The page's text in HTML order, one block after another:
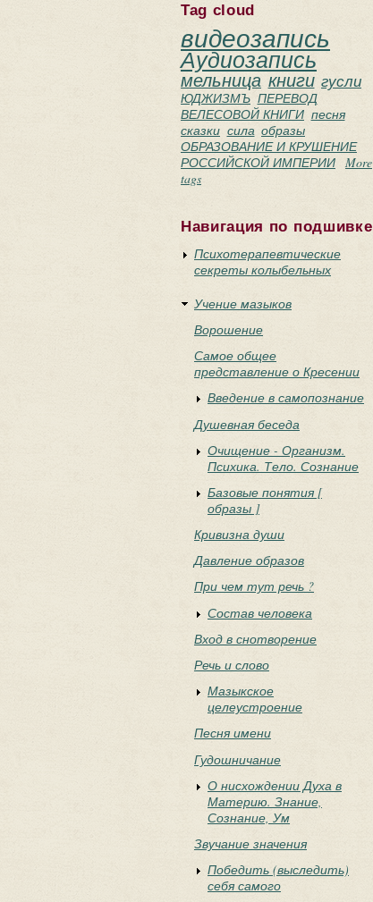
Tag cloud
видеозапись
Аудиозапись
мельница книги гусли
ЮДЖИЗМЪ ПЕРЕВОД
ВЕЛЕСОВОЙ КНИГИ песня
сказки сила образы
ОБРАЗОВАНИЕ И КРУШЕНИЕ
РОССИЙСКОЙ ИМПЕРИИ More
tags
Навигация по подшивке
Психотерапевтические
секреты колыбельных
Учение мазыков
Ворошение
Самое общее
представление о Кресении
Введение в самопознание
Душевная беседа
Очищение - Организм.
Психика. Тело. Сознание
Базовые понятия [
образы ]
Кривизна души
Давление образов
При чем тут речь ?
Состав человека
Вход в снотворение
Речь и слово
Мазыкское
целеустроение
Песня имени
Гудошничание
О нисхождении Духа в
Материю. Знание,
Сознание, Ум
Звучание значения
Победить (выследить)
себя самого